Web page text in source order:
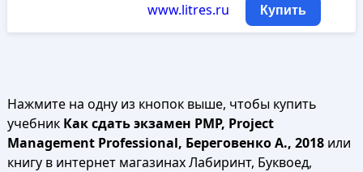
www.litres.ru Купить
Нажмите на одну из кнопок выше, чтобы купить
учебник Как сдать экзамен PMP, Project
Management Professional, Береговенко А., 2018или
книгу в интернет магазинах Лабиринт, Буквоед,